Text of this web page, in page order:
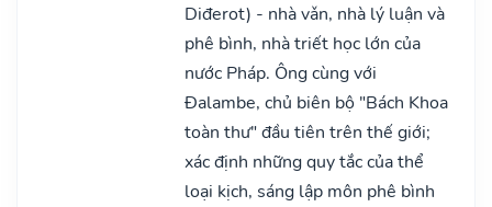
Diđerot) - nhà vǎn, nhà lý luận và
phê bình, nhà triết học lớn của
nước Pháp. Ông cùng với
Đalambe, chủ biên bộ "Bách Khoa
toàn thư" đầu tiên trên thế giới;
xác định những quy tắc của thể
loại kịch, sáng lập môn phê bình